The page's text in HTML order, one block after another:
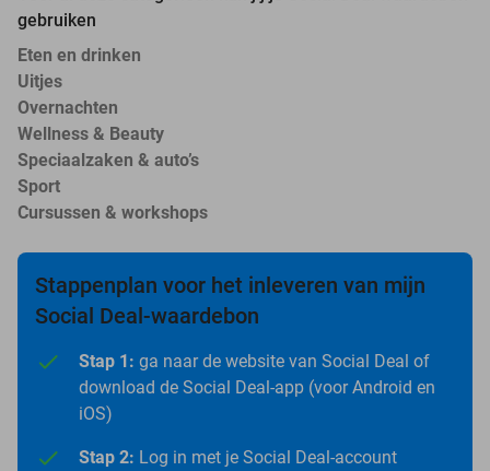
gebruiken
Eten en drinken
Uitjes
Overnachten
Wellness & Beauty
Speciaalzaken & auto’s
Sport
Cursussen & workshops
Stappenplan voor het inleveren van mijn
Social Deal-waardebon
Stap 1: ga naar de website van Social Deal of
download de Social Deal-app (voor Android en
iOS)
Stap 2: Log in met je Social Deal-account